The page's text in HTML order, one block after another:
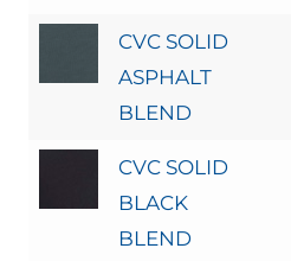
CVC SOLID
ASPHALT
BLEND
CVC SOLID
BLACK
BLEND